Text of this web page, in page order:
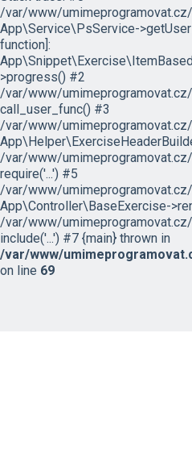
/var/www/
App\Service\PsService-
function]:
>progress() #2
/var/www/
call_user_func() #3
/var/www/
/var/www/
require('...') #5
/var/www/
App\Controller\BaseExercise-
/var/www/
include('...') #7 {main} thrown in
/var/www/
on line 69